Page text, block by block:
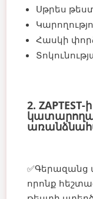
Սթրես
Հասկի
2.
✅Գերազանց
որոնք